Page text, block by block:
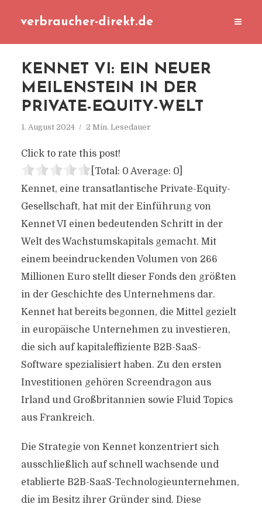
verbraucher-direkt.de
KENNET VI: EIN NEUER
MEILENSTEIN IN DER
PRIVATE-EQUITY-WELT
1. August 2024 2 Min. Lesedauer
Click to rate this post!
[Total: 0 Average: 0]
Kennet, eine transatlantische Private-Equity-
Gesellschaft, hat mit der Einführung von
Kennet VI einen bedeutenden Schritt in der
Welt des Wachstumskapitals gemacht. Mit
einem beeindruckenden Volumen von 266
Millionen Euro stellt dieser Fonds den größten
in der Geschichte des Unternehmens dar.
Kennet hat bereits begonnen, die Mittel gezielt
in europäische Unternehmen zu investieren,
die sich auf kapitaleffiziente B2B-SaaS-
Software spezialisiert haben. Zu den ersten
Investitionen gehören Screendragon aus
Irland und Großbritannien sowie Fluid Topics
aus Frankreich.
Die Strategie von Kennet konzentriert sich
ausschließlich auf schnell wachsende und
etablierte B2B-SaaS-Technologieunternehmen,
die im Besitz ihrer Gründer sind. Diese